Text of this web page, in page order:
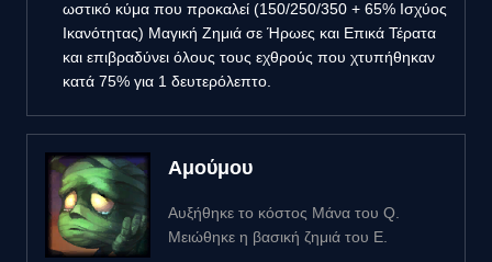
ωστικό κύμα που προκαλεί (150/250/350 + 65% Ισχύος
Ικανότητας) Μαγική Ζημιά σε Ήρωες και Επικά Τέρατα
και επιβραδύνει όλους τους εχθρούς που χτυπήθηκαν
κατά 75% για 1 δευτερόλεπτο.
Αμούμου
Αυξήθηκε το κόστος Μάνα του Q.
Μειώθηκε η βασική ζημιά του E.